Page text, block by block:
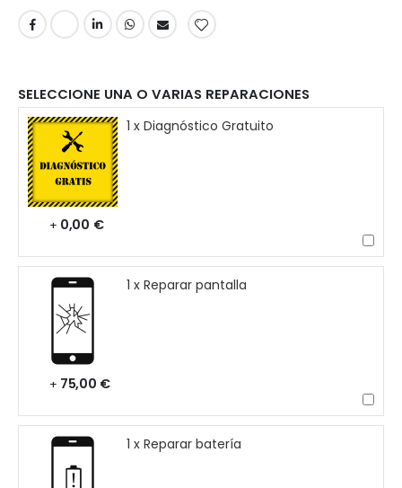
SELECCIONE UNA O VARIAS REPARACIONES
1 x Diagnóstico Gratuito
+ 0,00 €
1 x Reparar pantalla
+ 75,00 €
1 x Reparar batería